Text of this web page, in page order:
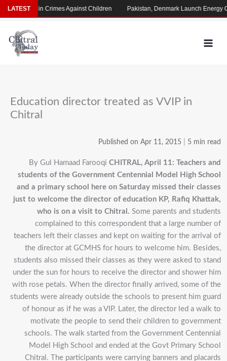
Skip
to
content
Education director treated as VVIP in
Chitral
Published on Apr 11, 2015 5 min read
By Gul Hamaad Farooqi CHITRAL, April 11: Teachers and
students of the Government Centennial Model High School
and a primary school here on Saturday missed their classes
just to welcome the director of education KP, Rafiq Khattak,
who is on a visit to Chitral. Some parents and students
complained to this correspondent that a large number of
teachers left their classes and kept on waiting for the arrival of
the director at GCMHS for hours to welcome him. Besides,
students also missed their classes as they were asked to stand
under the sun for hours to receive the director and shower him
with rose petals. When the director finally arrived, some of the
students were already outside the schools to present him guard
of honour as if he was a VIP. Later, the director led a walk to
motivate the people to send their children to government
schools. The walk started from the Government Centennial
Model High School and ended at the Govt Primary School
Chitral. The participants were carrying banners and placards
LATEST
Rise in Crimes Against Children Pakistan, Denmark Launch Energy